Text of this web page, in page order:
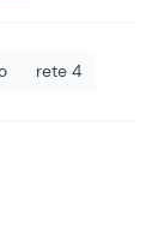
rete 4